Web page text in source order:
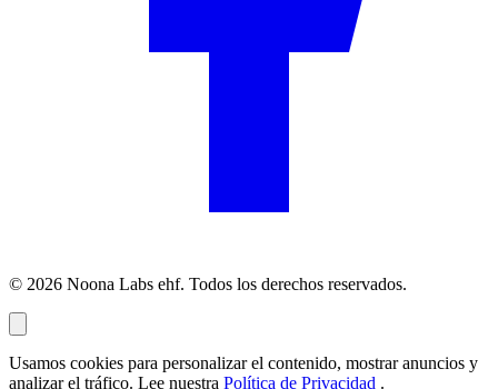
© 2026 Noona Labs ehf. Todos los derechos reservados.
Usamos cookies para personalizar el contenido, mostrar anuncios y
analizar el tráfico. Lee nuestra Política de Privacidad .